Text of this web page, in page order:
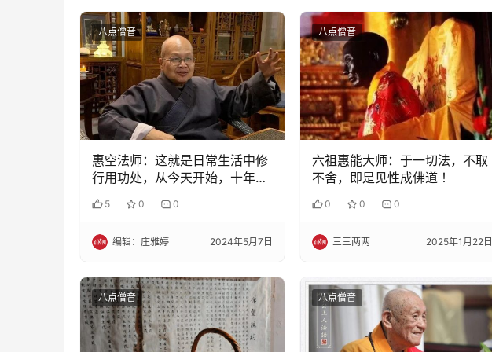
八点僧音
惠空法师：这就是日常生活中修
行用功处，从今天开始，十年八
5 0 0
编辑：庄雅婷 2024年5月7日
八点僧音
六祖惠能大师：于一切法，不取
不舍，即是见性成佛道 ！
0 0 0
三三两两 2025年1月22日
八点僧音 八点僧音